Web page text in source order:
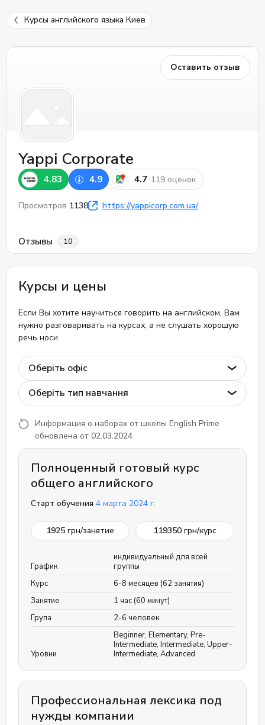
Курсы английского языка Киев
Оставить отзыв
Yappi Corporate
4.83 4.9 4.7 119 оценок
Просмотров 1138 https://yappicorp.com.ua/
Отзывы 10
Курсы и цены
Если Вы хотите научиться говорить на английском, Вам
нужно разговаривать на курсах, а не слушать хорошую
речь носи
Оберіть офіс
Оберіть тип навчання
Информация о наборах от школы English Prime
обновлена от 02.03.2024
Полноценный готовый курс
общего английского
Старт обучения 4 марта 2024 г.
1925 грн/занятие 119350 грн/курс
График
индивидуальный для всей
группы
Курс
6-8 месяцев (62 занятия)
Занятие
1 час (60 минут)
Група
2-6 человек
Уровни
Beginner, Elementary, Pre-
Intermediate, Intermediate, Upper-
Intermediate, Advanced
Профессиональная лексика под
нужды компании